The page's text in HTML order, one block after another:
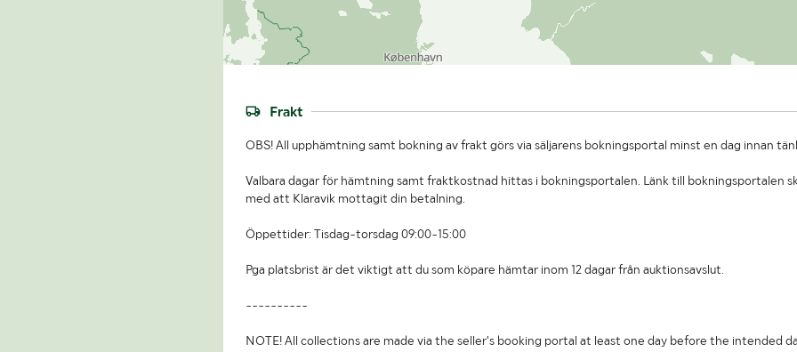
Frakt
OBS! All upphämtning samt bokning av frakt görs via säljarens bokningsportal minst en dag innan
Valbara dagar för hämtning samt fraktkostnad hittas i bokningsportalen. Länk till bokningsportalen
med att Klaravik mottagit din betalning.
Öppettider: Tisdag-torsdag 09:00-15:00
Pga platsbrist är det viktigt att du som köpare hämtar inom 12 dagar från auktionsavslut.
----------
NOTE! All collections are made via the seller's booking portal at least one day before the intended